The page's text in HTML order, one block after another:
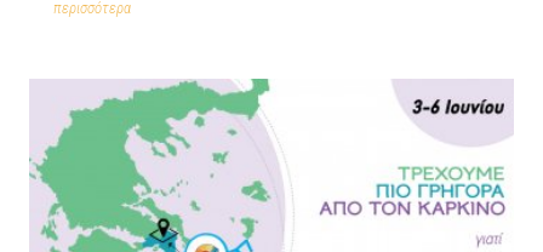
περισσότερα